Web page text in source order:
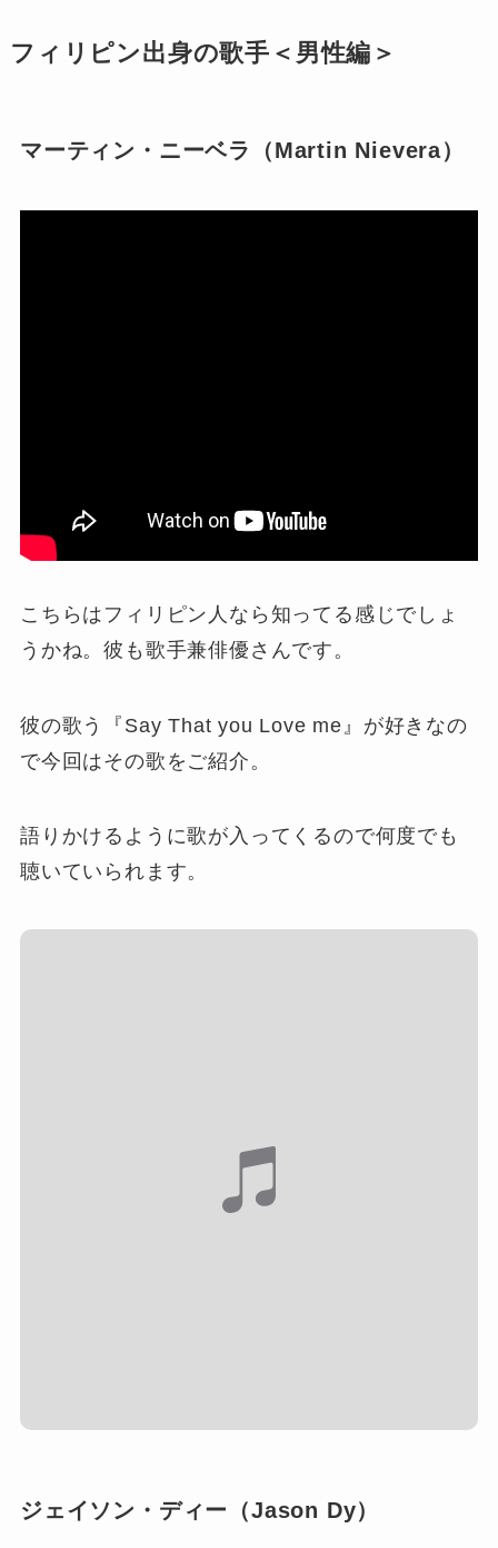
フィリピン出身の歌手＜男性編＞
マーティン・ニーベラ（Martin Nievera）
こちらはフィリピン人なら知ってる感じでしょ
うかね。彼も歌手兼俳優さんです。
彼の歌う『Say That you Love me』が好きなの
で今回はその歌をご紹介。
語りかけるように歌が入ってくるので何度でも
聴いていられます。
ジェイソン・ディー（Jason Dy）